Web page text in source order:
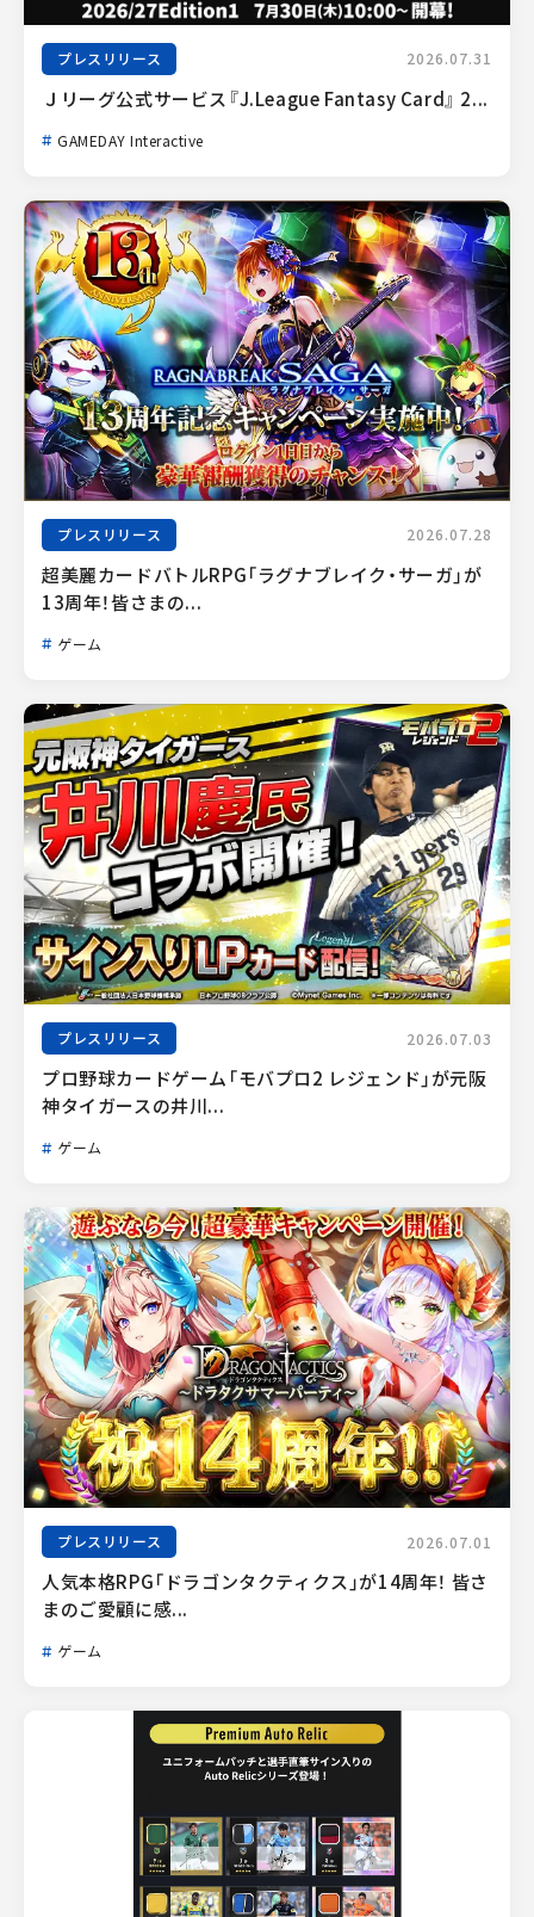
プレスリリース 2026.07.31
Ｊリーグ公式サービス『J.League Fantasy Card』 2...
GAMEDAY Interactive
プレスリリース 2026.07.28
超美麗カードバトルRPG「ラグナブレイク・サーガ」が
13周年！皆さまの...
ゲーム
プレスリリース 2026.07.03
プロ野球カードゲーム「モバプロ2 レジェンド」が元阪
神タイガースの井川...
ゲーム
プレスリリース 2026.07.01
人気本格RPG「ドラゴンタクティクス」が14周年！ 皆さ
まのご愛顧に感...
ゲーム